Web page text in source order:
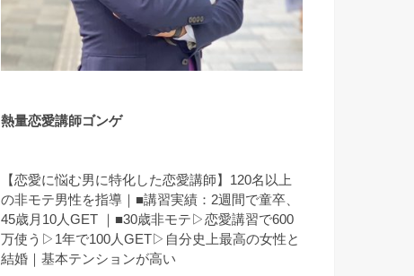
熱量恋愛講師ゴンゲ
【恋愛に悩む男に特化した恋愛講師】120名以上
の非モテ男性を指導｜■講習実績：2週間で童卒、
45歳月10人GET ｜■30歳非モテ▷恋愛講習で600
万使う▷1年で100人GET▷自分史上最高の女性と
結婚｜基本テンションが高い